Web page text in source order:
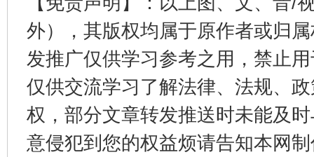
外），其版权均属于原作者或归
发推广仅供学习参考之用，禁止
仅供交流学习了解法律、法规、
权，部分文章转发推送时未能及
意侵犯到您的权益烦请告知本网
东山县通报“牛蛙产品抗生素超标问题”